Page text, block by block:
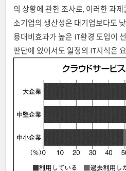
의 상황에 관한 조사로, 이러한 과
소기업의 생산성은 대기업보다도
용대비효과가 높은 IT환경 도입이
판단에 있어서도 일정의 IT지식은